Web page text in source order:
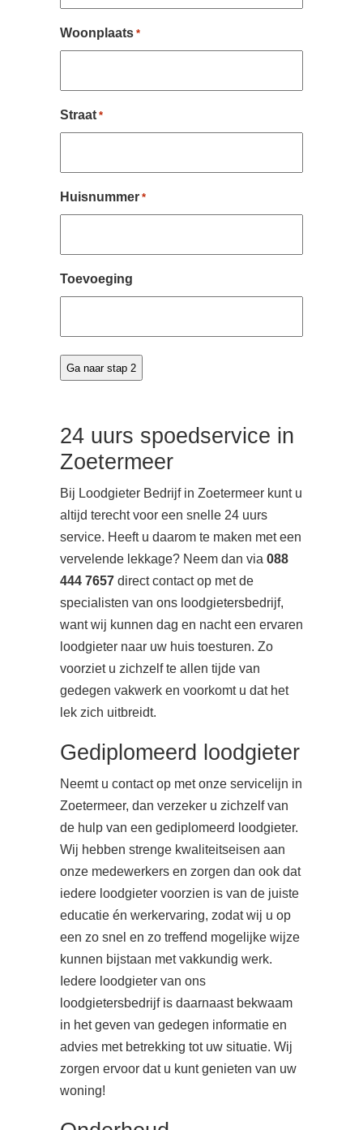
Woonplaats *
Straat *
Huisnummer *
Toevoeging
24 uurs spoedservice in
Zoetermeer
Bij Loodgieter Bedrijf in Zoetermeer kunt u
altijd terecht voor een snelle 24 uurs
service. Heeft u daarom te maken met een
vervelende lekkage? Neem dan via 088
444 7657 direct contact op met de
specialisten van ons loodgietersbedrijf,
want wij kunnen dag en nacht een ervaren
loodgieter naar uw huis toesturen. Zo
voorziet u zichzelf te allen tijde van
gedegen vakwerk en voorkomt u dat het
lek zich uitbreidt.
Gediplomeerd loodgieter
Neemt u contact op met onze servicelijn in
Zoetermeer, dan verzeker u zichzelf van
de hulp van een gediplomeerd loodgieter.
Wij hebben strenge kwaliteitseisen aan
onze medewerkers en zorgen dan ook dat
iedere loodgieter voorzien is van de juiste
educatie én werkervaring, zodat wij u op
een zo snel en zo treffend mogelijke wijze
kunnen bijstaan met vakkundig werk.
Iedere loodgieter van ons
loodgietersbedrijf is daarnaast bekwaam
in het geven van gedegen informatie en
advies met betrekking tot uw situatie. Wij
zorgen ervoor dat u kunt genieten van uw
woning!